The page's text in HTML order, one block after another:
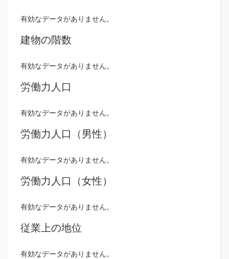
有効なデータがありません。
建物の階数
有効なデータがありません。
労働力人口
有効なデータがありません。
労働力人口（男性）
有効なデータがありません。
労働力人口（女性）
有効なデータがありません。
従業上の地位
有効なデータがありません。